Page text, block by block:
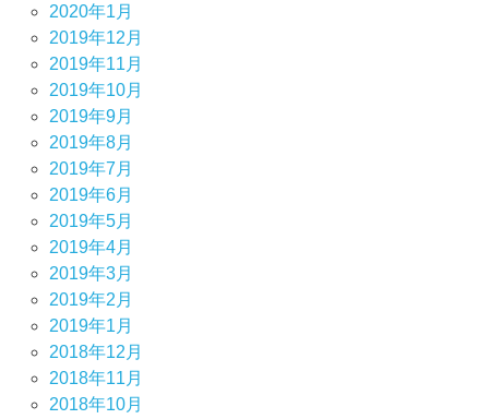
2020年1月
2019年12月
2019年11月
2019年10月
2019年9月
2019年8月
2019年7月
2019年6月
2019年5月
2019年4月
2019年3月
2019年2月
2019年1月
2018年12月
2018年11月
2018年10月